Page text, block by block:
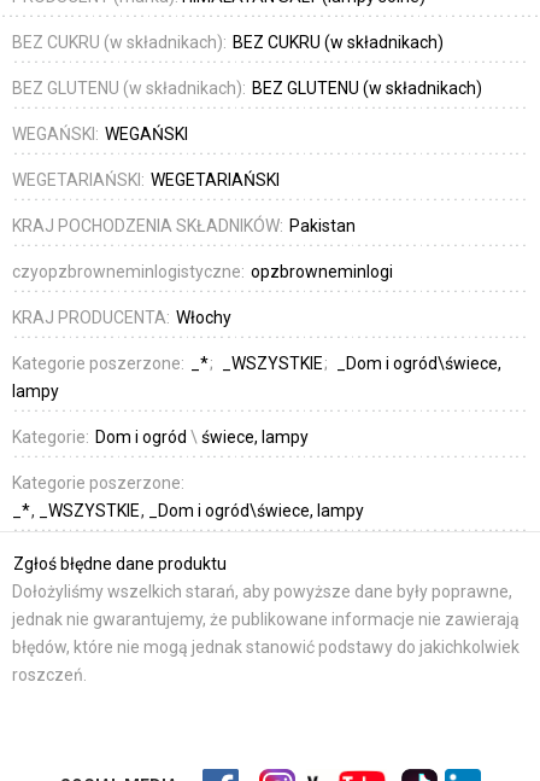
BEZ CUKRU (w składnikach): BEZ CUKRU (w składnikach)
BEZ GLUTENU (w składnikach): BEZ GLUTENU (w składnikach)
WEGAŃSKI: WEGAŃSKI
WEGETARIAŃSKI: WEGETARIAŃSKI
KRAJ POCHODZENIA SKŁADNIKÓW: Pakistan
czyopzbrowneminlogistyczne: opzbrowneminlogi
KRAJ PRODUCENTA: Włochy
Kategorie poszerzone: _* _WSZYSTKIE
_Dom i ogród\świece,
lampy
Kategorie: Dom i ogród \ świece, lampy
Kategorie poszerzone:
_*
_WSZYSTKIE _Dom i ogród\świece, lampy
Zgłoś błędne dane produktu
Dołożyliśmy wszelkich starań, aby powyższe dane były poprawne,
jednak nie gwarantujemy, że publikowane informacje nie zawierają
błędów, które nie mogą jednak stanowić podstawy do jakichkolwiek
roszczeń.